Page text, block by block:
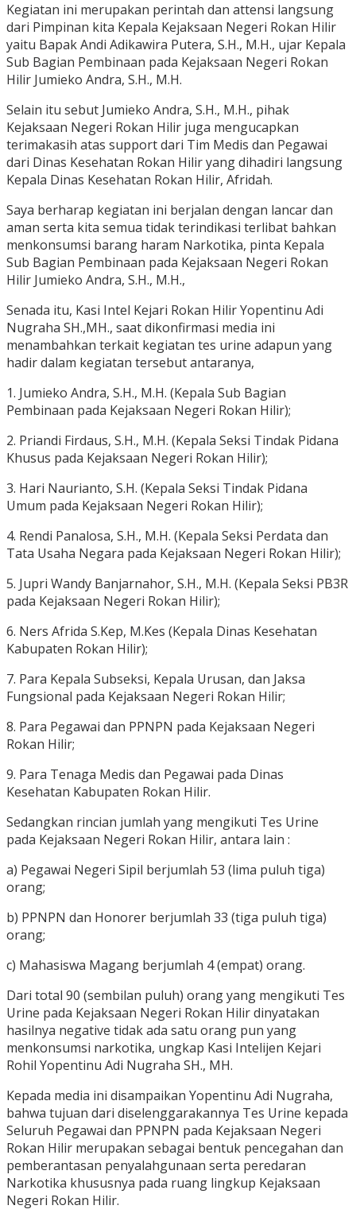
Kegiatan ini merupakan perintah dan attensi langsung
dari Pimpinan kita Kepala Kejaksaan Negeri Rokan Hilir
yaitu Bapak Andi Adikawira Putera, S.H., M.H., ujar Kepala
Sub Bagian Pembinaan pada Kejaksaan Negeri Rokan
Hilir Jumieko Andra, S.H., M.H.
Selain itu sebut Jumieko Andra, S.H., M.H., pihak
Kejaksaan Negeri Rokan Hilir juga mengucapkan
terimakasih atas support dari Tim Medis dan Pegawai
dari Dinas Kesehatan Rokan Hilir yang dihadiri langsung
Kepala Dinas Kesehatan Rokan Hilir, Afridah.
Saya berharap kegiatan ini berjalan dengan lancar dan
aman serta kita semua tidak terindikasi terlibat bahkan
menkonsumsi barang haram Narkotika, pinta Kepala
Sub Bagian Pembinaan pada Kejaksaan Negeri Rokan
Hilir Jumieko Andra, S.H., M.H.,
Senada itu, Kasi Intel Kejari Rokan Hilir Yopentinu Adi
Nugraha SH.,MH., saat dikonfirmasi media ini
menambahkan terkait kegiatan tes urine adapun yang
hadir dalam kegiatan tersebut antaranya,
1. Jumieko Andra, S.H., M.H. (Kepala Sub Bagian
Pembinaan pada Kejaksaan Negeri Rokan Hilir);
2. Priandi Firdaus, S.H., M.H. (Kepala Seksi Tindak Pidana
Khusus pada Kejaksaan Negeri Rokan Hilir);
3. Hari Naurianto, S.H. (Kepala Seksi Tindak Pidana
Umum pada Kejaksaan Negeri Rokan Hilir);
4. Rendi Panalosa, S.H., M.H. (Kepala Seksi Perdata dan
Tata Usaha Negara pada Kejaksaan Negeri Rokan Hilir);
5. Jupri Wandy Banjarnahor, S.H., M.H. (Kepala Seksi PB3R
pada Kejaksaan Negeri Rokan Hilir);
6. Ners Afrida S.Kep, M.Kes (Kepala Dinas Kesehatan
Kabupaten Rokan Hilir);
7. Para Kepala Subseksi, Kepala Urusan, dan Jaksa
Fungsional pada Kejaksaan Negeri Rokan Hilir;
8. Para Pegawai dan PPNPN pada Kejaksaan Negeri
Rokan Hilir;
9. Para Tenaga Medis dan Pegawai pada Dinas
Kesehatan Kabupaten Rokan Hilir.
Sedangkan rincian jumlah yang mengikuti Tes Urine
pada Kejaksaan Negeri Rokan Hilir, antara lain :
a) Pegawai Negeri Sipil berjumlah 53 (lima puluh tiga)
orang;
b) PPNPN dan Honorer berjumlah 33 (tiga puluh tiga)
orang;
c) Mahasiswa Magang berjumlah 4 (empat) orang.
Dari total 90 (sembilan puluh) orang yang mengikuti Tes
Urine pada Kejaksaan Negeri Rokan Hilir dinyatakan
hasilnya negative tidak ada satu orang pun yang
menkonsumsi narkotika, ungkap Kasi Intelijen Kejari
Rohil Yopentinu Adi Nugraha SH., MH.
Kepada media ini disampaikan Yopentinu Adi Nugraha,
bahwa tujuan dari diselenggarakannya Tes Urine kepada
Seluruh Pegawai dan PPNPN pada Kejaksaan Negeri
Rokan Hilir merupakan sebagai bentuk pencegahan dan
pemberantasan penyalahgunaan serta peredaran
Narkotika khususnya pada ruang lingkup Kejaksaan
Negeri Rokan Hilir.